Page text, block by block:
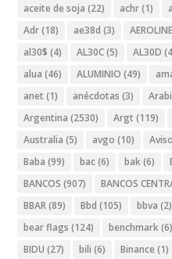
aceite de soja (22) achr(1)
Adr(18) ae38d (3)
al30$ (4) AL30C(5) AL30D
alua (46) ALUMINIO (49)
anet (1) anécdotas (3)
Argentina (2530) Argt (119)
Australia (5) avgo (10) Aviso
Baba (99) bac(6) bak(6)
BANCOS (907) BANCOS
BBAR(89) Bbd (105) bbva (2)
bear flags (124) benchmark(6)
BIDU (27) bili (6) Binance (1)